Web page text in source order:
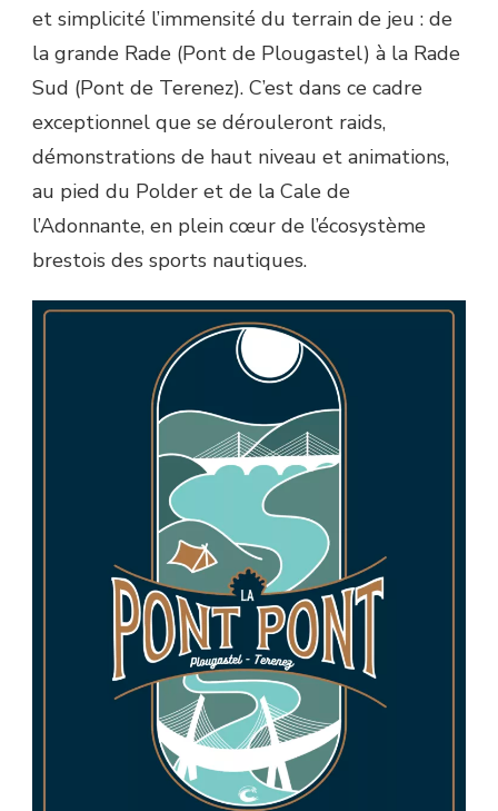
et simplicité l’immensité du terrain de jeu : de
la grande Rade (Pont de Plougastel) à la Rade
Sud (Pont de Terenez). C’est dans ce cadre
exceptionnel que se dérouleront raids,
démonstrations de haut niveau et animations,
au pied du Polder et de la Cale de
l’Adonnante, en plein cœur de l’écosystème
brestois des sports nautiques.